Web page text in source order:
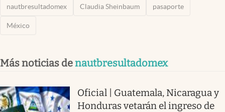
nautbresultadomex Claudia Sheinbaum pasaporte
México
Más noticias denautbresultadomex
Oficial | Guatemala, Nicaragua y
Honduras vetarán el ingreso de